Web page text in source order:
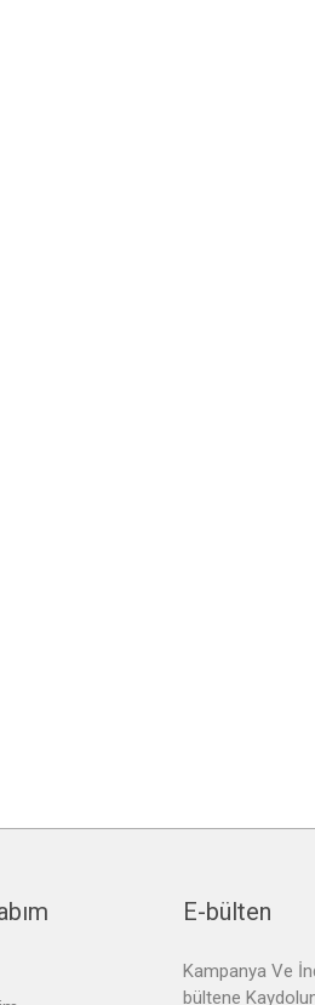
E-bülten
Kampanya Ve
bültene